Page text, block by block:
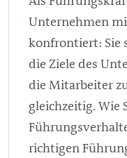
Unternehmen
konfrontiert: Sie
die Ziele des
die Mitarbeiter
gleichzeitig. Wie
richtigen